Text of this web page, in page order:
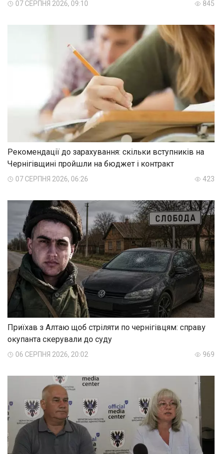
07 СЕРПНЯ 2026, 09:10 845
Рекомендації до зарахування: скільки вступників на
Чернігівщині пройшли на бюджет і контракт
07 СЕРПНЯ 2026, 06:26 423
Приїхав з Алтаю щоб стріляти по чернігівцям: справу
окупанта скерували до суду
06 СЕРПНЯ 2026, 20:02 969